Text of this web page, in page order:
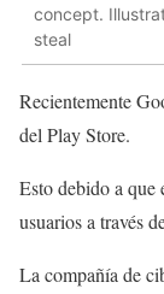
concept.
steal
Recientemente
del Play Store.
Esto debido a que
usuarios a través
La compañía de